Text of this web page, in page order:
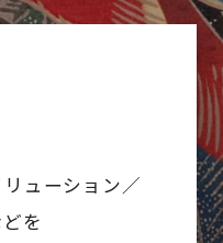
ューション／
を